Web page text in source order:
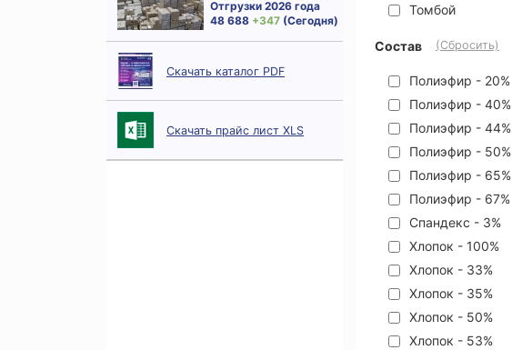
Отгрузки 2026 года
48 688 + 347 (Сегодня)
Скачать каталог PDF
Скачать прайс лист XLS
Томбой
Состав (Сбросить)
Полиэфир - 20%
Полиэфир - 40%
Полиэфир - 44%
Полиэфир - 50%
Полиэфир - 65%
Полиэфир - 67%
Спандекс - 3%
Хлопок - 100%
Хлопок - 33%
Хлопок - 35%
Хлопок - 50%
Хлопок - 53%